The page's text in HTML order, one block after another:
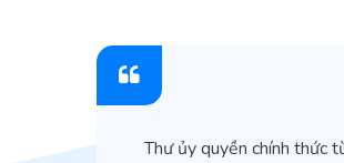
Thư ủy quyền chính thức